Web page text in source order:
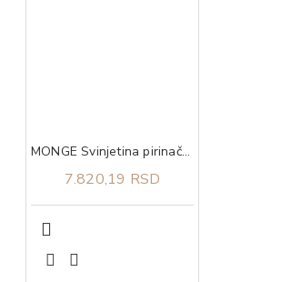
MONGE Svinjetina pirinač i krompir za sve rase adult 12kg
7.820,19 RSD